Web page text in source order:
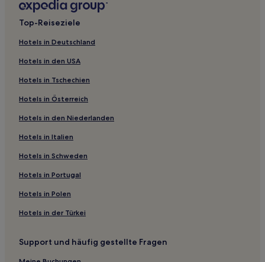
Business in Uxbridge
Business in Harrow
Haustierfreundliche nahe Kensington Church Street
Hotels mit Shoppingmöglichkeit nahe Kensington Church
Street
Business nahe Kensington Church Street
Hotels mit inbegriffenem Frühstück in Reading
Hotels mit Parkplatz in Reading
Top-Reiseziele
Hotels in Deutschland
Hotels in den USA
Hotels in Tschechien
Hotels in Österreich
Hotels in den Niederlanden
Hotels in Italien
Hotels in Schweden
Hotels in Portugal
Hotels in Polen
Hotels in der Türkei
Support und häufig gestellte Fragen